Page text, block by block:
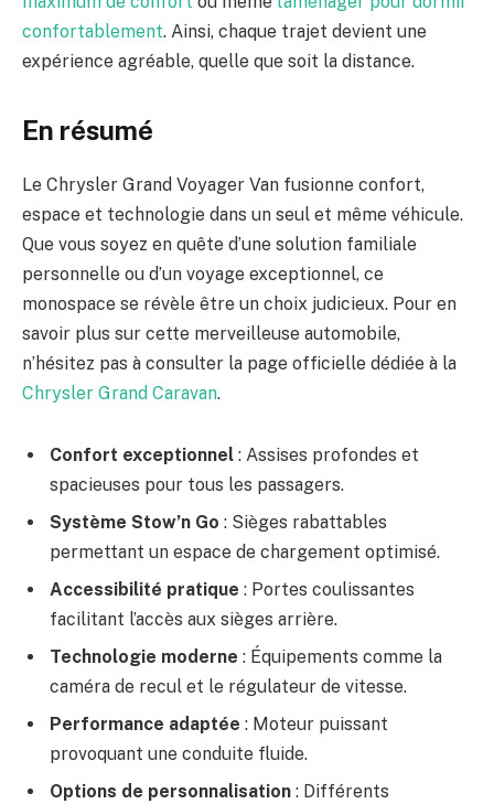
confortablement. Ainsi, chaque trajet devient une
expérience agréable, quelle que soit la distance.
En résumé
Le Chrysler Grand Voyager Van fusionne confort,
espace et technologie dans un seul et même véhicule.
Que vous soyez en quête d’une solution familiale
personnelle ou d’un voyage exceptionnel, ce
monospace se révèle être un choix judicieux. Pour en
savoir plus sur cette merveilleuse automobile,
n’hésitez pas à consulter la page officielle dédiée à la
Chrysler Grand Caravan.
Confort exceptionnel : Assises profondes et
spacieuses pour tous les passagers.
Système Stow’n Go : Sièges rabattables
permettant un espace de chargement optimisé.
Accessibilité pratique : Portes coulissantes
facilitant l’accès aux sièges arrière.
Technologie moderne : Équipements comme la
caméra de recul et le régulateur de vitesse.
Performance adaptée : Moteur puissant
provoquant une conduite fluide.
Options de personnalisation : Différents